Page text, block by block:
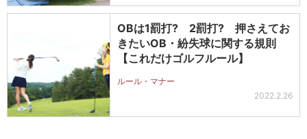
OBは1罰打? 2罰打? 押さえてお
きたいOB・紛失球に関する規則
【これだけゴルフルール】
ルール・マナー
2022.2.26